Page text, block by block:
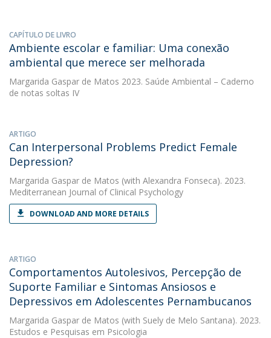
CAPÍTULO DE LIVRO
Ambiente escolar e familiar: Uma conexão
ambiental que merece ser melhorada
Margarida Gaspar de Matos 2023. Saúde Ambiental – Caderno
de notas soltas IV
ARTIGO
Can Interpersonal Problems Predict Female
Depression?
Margarida Gaspar de Matos (with Alexandra Fonseca). 2023.
Mediterranean Journal of Clinical Psychology
DOWNLOAD AND MORE DETAILS
ARTIGO
Comportamentos Autolesivos, Percepção de
Suporte Familiar e Sintomas Ansiosos e
Depressivos em Adolescentes Pernambucanos
Margarida Gaspar de Matos (with Suely de Melo Santana). 2023.
Estudos e Pesquisas em Psicologia